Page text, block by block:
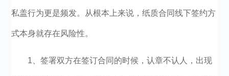
私盖行为更是频发。从根本上来说，纸质合同线下签约方
式本身就存在风险性。
1、签署双方在签订合同的时候，认章不认人，出现